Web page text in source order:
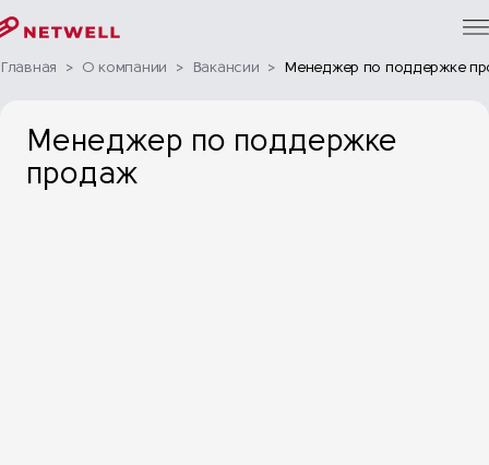
Главная > О компании > Вакансии > Менеджер по поддержке
Менеджер по поддержке
продаж